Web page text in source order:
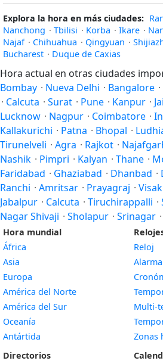
Explora la hora en más ciudades:
Nanchong · Tbilisi · Korba · Ikare ·
Najaf · Chihuahua · Qingyuan ·
Bucharest · Duque de Caxias
Hora actual en otras ciudades
Bombay · Nueva Delhi · Bangalore ·
· Calcuta · Surat · Pune · Kanpur ·
Lucknow · Nagpur · Coimbatore ·
Kallakurichi · Patna · Bhopal ·
Tirunelveli · Agra · Rajkot ·
Nashik · Pimpri · Kalyan · Thane ·
Faridabad · Ghaziabad · Dhanbad ·
Ranchi · Amritsar · Prayagraj ·
Jabalpur · Calcuta · Tiruchirappalli ·
Nagar Shivaji · Sholapur · Srinagar ·
Hora mundial
África
Asia
Europa
América del Norte
América del Sur
Oceanía
Antártida
Directorios
Reloj
Alarma
Multi-
Zonas